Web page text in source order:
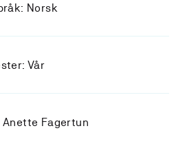
Norsk
Vår
Anette Fagertun